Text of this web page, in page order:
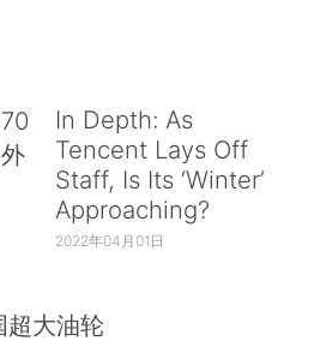
In Depth: As
Tencent Lays Off
Staff, Is Its ‘Winter’
Approaching?
2022年04月01日
超大油轮